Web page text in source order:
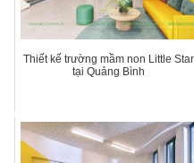
Thiết kế trường mầm non Little Star
tại Quảng Bình